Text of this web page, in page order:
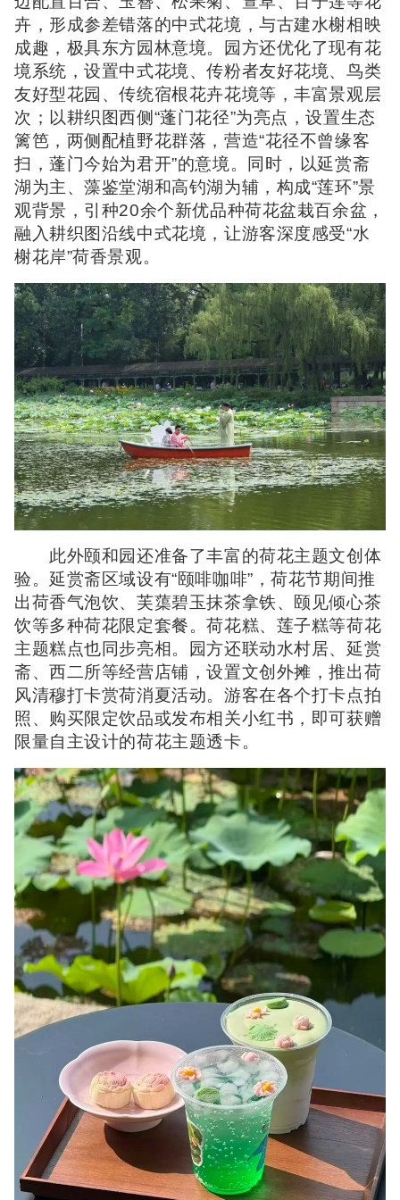
卉，形成参差错落的中式花境，与古建水榭相映
成趣，极具东方园林意境。园方还优化了现有花
境系统，设置中式花境、传粉者友好花境、鸟类
友好型花园、传统宿根花卉花境等，丰富景观层
次；以耕织图西侧“蓬门花径”为亮点，设置生态
篱笆，两侧配植野花群落，营造“花径不曾缘客
扫，蓬门今始为君开”的意境。同时，以延赏斋
湖为主、藻鉴堂湖和高钓湖为辅，构成“莲环”景
观背景，引种20余个新优品种荷花盆栽百余盆，
融入耕织图沿线中式花境，让游客深度感受“水
榭花岸”荷香景观。
此外颐和园还准备了丰富的荷花主题文创体
验。延赏斋区域设有“颐啡咖啡”，荷花节期间推
出荷香气泡饮、芙蕖碧玉抹茶拿铁、颐见倾心茶
饮等多种荷花限定套餐。荷花糕、莲子糕等荷花
主题糕点也同步亮相。园方还联动水村居、延赏
斋、西二所等经营店铺，设置文创外摊，推出荷
风清穆打卡赏荷消夏活动。游客在各个打卡点拍
照、购买限定饮品或发布相关小红书，即可获赠
限量自主设计的荷花主题透卡。